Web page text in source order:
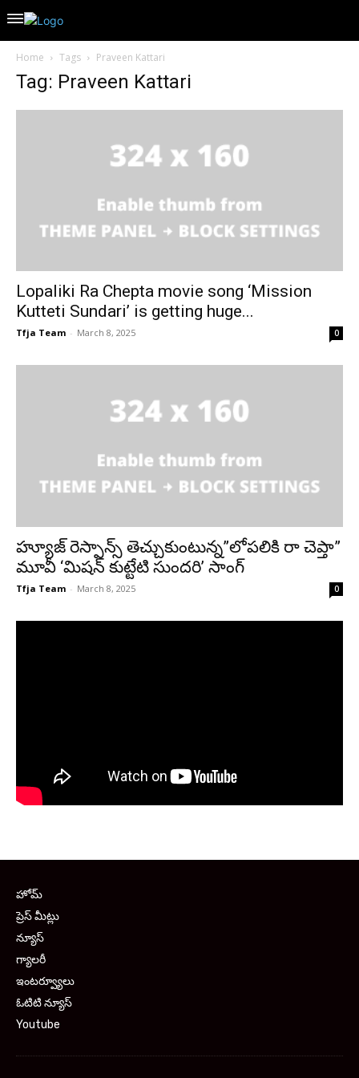
Home Tags Praveen Kattari
Tag: Praveen Kattari
Lopaliki Ra Chepta movie song ‘Mission
Kutteti Sundari’ is getting huge...
Tfja Team - March 8, 2025 0
హ్యూజ్ రెస్పాన్స్ తెచ్చుకుంటున్న”లోపలికి రా చెప్తా”
మూవీ ‘మిషన్ కుట్టేటి సుందరి’ సాంగ్
Tfja Team - March 8, 2025 0
హోమ్
ప్రెస్ మీట్లు
న్యూస్
గ్యాలరీ
ఇంటర్వ్యూలు
ఓటిటి న్యూస్
Youtube